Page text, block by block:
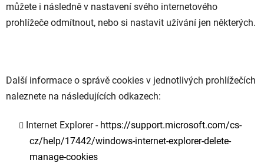
můžete i následně v nastavení svého internetového
prohlížeče odmítnout, nebo si nastavit užívání jen některých.
Další informace o správě cookies v jednotlivých prohlížečích
naleznete na následujících odkazech:
Internet Explorer - https://support.microsoft.com/cs-
cz/help/17442/windows-internet-explorer-delete-
manage-cookies